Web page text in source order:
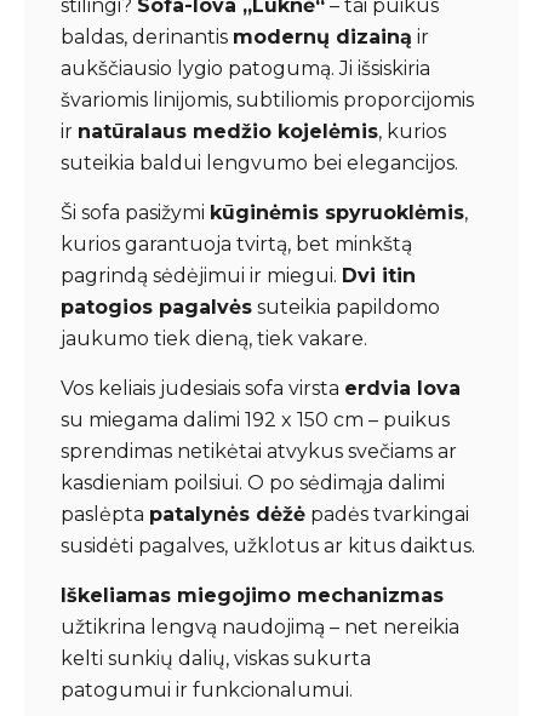
stilingi? Sofa-lova „Luknė“ – tai puikus
baldas, derinantis modernų dizainą ir
aukščiausio lygio patogumą. Ji išsiskiria
švariomis linijomis, subtiliomis proporcijomis
ir natūralaus medžio kojelėmis, kurios
suteikia baldui lengvumo bei elegancijos.
Ši sofa pasižymi kūginėmis spyruoklėmis,
kurios garantuoja tvirtą, bet minkštą
pagrindą sėdėjimui ir miegui. Dvi itin
patogios pagalvės suteikia papildomo
jaukumo tiek dieną, tiek vakare.
Vos keliais judesiais sofa virsta erdvia lova
su miegama dalimi 192 x 150 cm – puikus
sprendimas netikėtai atvykus svečiams ar
kasdieniam poilsiui. O po sėdimąja dalimi
paslėpta patalynės dėžė padės tvarkingai
susidėti pagalves, užklotus ar kitus daiktus.
Iškeliamas miegojimo mechanizmas
užtikrina lengvą naudojimą – net nereikia
kelti sunkių dalių, viskas sukurta
patogumui ir funkcionalumui.